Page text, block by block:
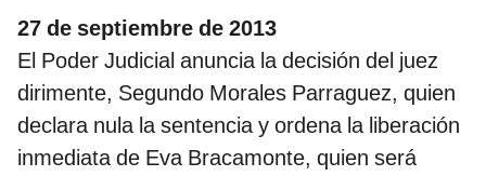
27 de septiembre de 2013
El Poder Judicial anuncia la decisión del juez
dirimente, Segundo Morales Parraguez, quien
declara nula la sentencia y ordena la liberación
inmediata de Eva Bracamonte, quien será